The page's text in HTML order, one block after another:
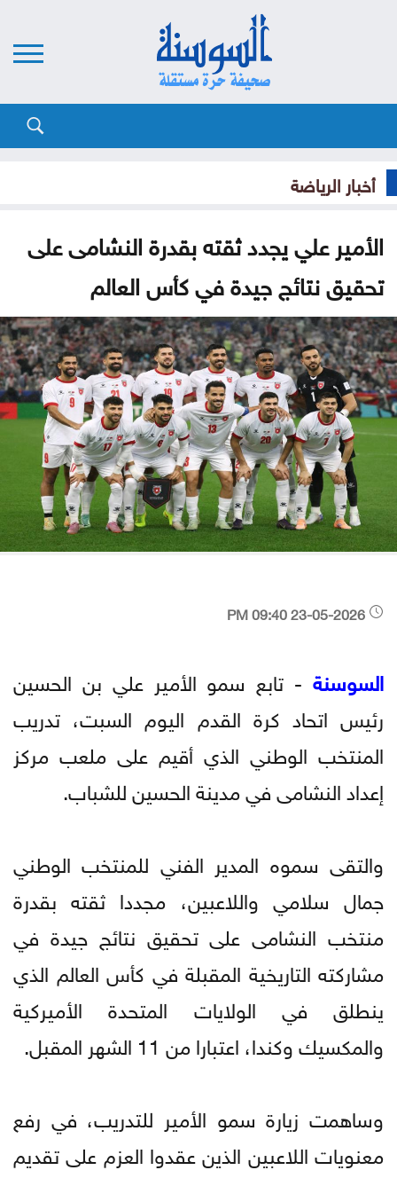
أخبار الرياضة
الأمير علي يجدد ثقته بقدرة النشامى على
تحقيق نتائج جيدة في كأس العالم
السوسنة - تابع سمو الأمير علي بن الحسين
رئيس اتحاد كرة القدم اليوم السبت، تدريب
المنتخب الوطني الذي أقيم على ملعب مركز
إعداد النشامى في مدينة الحسين للشباب.
والتقى سموه المدير الفني للمنتخب الوطني
جمال سلامي واللاعبين، مجددا ثقته بقدرة
منتخب النشامى على تحقيق نتائج جيدة في
مشاركته التاريخية المقبلة في كأس العالم الذي
ينطلق في الولايات المتحدة الأميركية
والمكسيك وكندا، اعتبارا من 11 الشهر المقبل.
وساهمت زيارة سمو الأمير للتدريب، في رفع
معنويات اللاعبين الذين عقدوا العزم على تقديم